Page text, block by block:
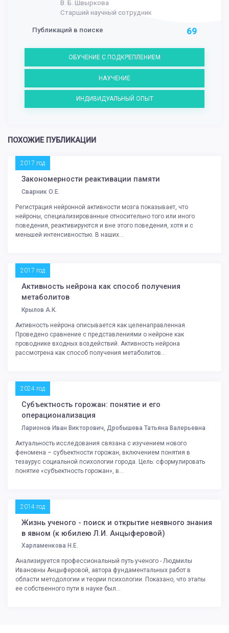
В. Б. Швыркова
Старший научный сотрудник
Публикаций в поиске 69
ОБУЧЕНИЕ С ПОДКРЕПЛЕНИЕМ
НАУЧЕНИЕ
ИНДИВИДУАЛЬНЫЙ ОПЫТ
ПОХОЖИЕ ПУБЛИКАЦИИ
2017 год
Закономерности реактивации памяти
Сварник О.Е.
Регистрация нейронной активности мозга показывает, что
нейроны, специализированные относительно того или иного
поведения, реактивируются и вне этого поведения, хотя и с
меньшей интенсивностью. В наших...
2017 год
Активность нейрона как способ получения
метаболитов
Крылов А.К.
Активность нейрона описывается как целенаправленная.
Проведено сравнение с представлениями о нейроне как
проводнике входных воздействий. Активность нейрона
рассмотрена как способ получения метаболитов...
2024 год
Субъектность горожан: понятие и его
операционализация
Ларионов Иван Викторович, Дробышева Татьяна Валерьевна
Актуальность исследования связана с изучением нового
феномена – субъектности горожан, включением понятия в
тезаурус социальной психологии города. Цель: сформулировать
понятие «субъектность горожан», в...
2014 год
Жизнь ученого - поиск и открытие неявного знания
в явном (к юбилею Л.И. Анцыферовой)
Харламенкова Н.Е.
Анализируется профессиональный путь ученого - Людмилы
Ивановны Анцыферовой, автора фундаментальных работ в
области методологии и теории психологии. Показано, что этапы
ее собственного пути в науке был...